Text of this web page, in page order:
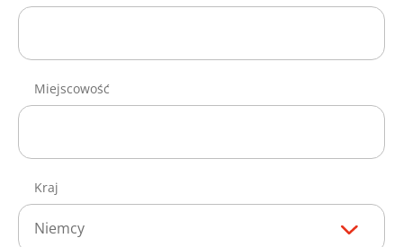
Miejscowość
Kraj
Niemcy